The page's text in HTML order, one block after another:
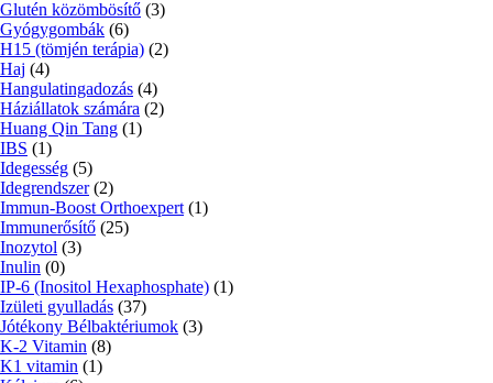
Glutén közömbösítő (3)
Gyógygombák (6)
H15 (tömjén terápia) (2)
Haj (4)
Hangulatingadozás (4)
Háziállatok számára (2)
Huang Qin Tang (1)
IBS (1)
Idegesség (5)
Idegrendszer (2)
Immun-Boost Orthoexpert (1)
Immunerősítő (25)
Inozytol (3)
Inulin (0)
IP-6 (Inositol Hexaphosphate) (1)
Izületi gyulladás (37)
Jótékony Bélbaktériumok (3)
K-2 Vitamin (8)
K1 vitamin (1)